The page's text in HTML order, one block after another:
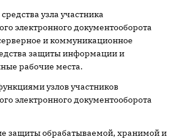
узла участника
электронного документооборота
и коммуникационное
защиты информации и
рабочие места.
узлов участников
электронного документооборота
защиты обрабатываемой, хранимой и